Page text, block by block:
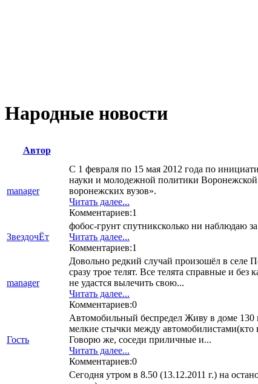
Народные новости
Автор
manager
С 1 февраля по 15 мая 2012 года по
науки и молодежной политики
воронежских вузов».
Читать далее...
Комментариев:1
ЗвездочЁт
фобос-грунт спутниксколько ни наблюдаю
Читать далее...
Комментариев:1
manager
Довольно редкий случай произошёл в селе
сразу трое телят. Все телята справные и
не удастся вылечить свою...
Читать далее...
Комментариев:0
Гость
Автомобильный беспредел Живу в доме
мелкие стычки между автомобилистами(кто
Говорю же, соседи приличные и...
Читать далее...
Комментариев:0
Сегодня утром в 8.50 (13.12.2011 г.) на